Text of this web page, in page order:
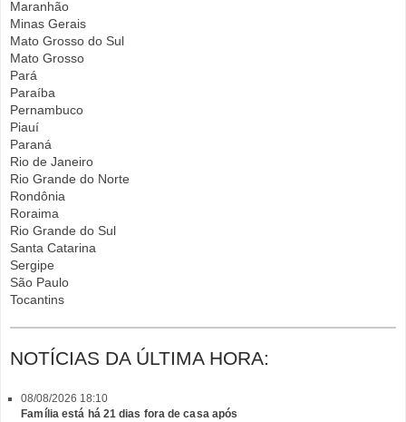
Maranhão
Minas Gerais
Mato Grosso do Sul
Mato Grosso
Pará
Paraíba
Pernambuco
Piauí
Paraná
Rio de Janeiro
Rio Grande do Norte
Rondônia
Roraima
Rio Grande do Sul
Santa Catarina
Sergipe
São Paulo
Tocantins
NOTÍCIAS DA ÚLTIMA HORA:
08/08/2026 18:10
Família está há 21 dias fora de casa após